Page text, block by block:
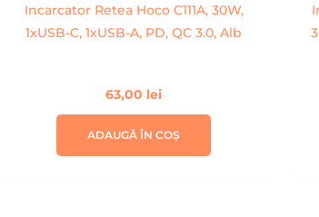
Incarcator Retea Hoco C111A, 30W,
1xUSB-C, 1xUSB-A, PD, QC 3.0, Alb
63,00 lei
ADAUGĂ ÎN COȘ